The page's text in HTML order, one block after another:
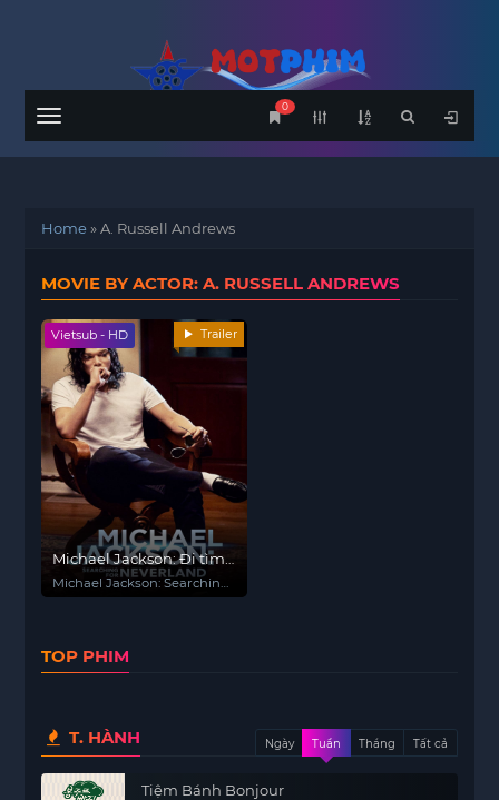
Menu
0
Home»A. Russell Andrews
MOVIE BY ACTOR: A. RUSSELL ANDREWS
Vietsub - HD Trailer
Michael Jackson: Đi tìm
xứ sở Neverland
Michael Jackson: Searching
TOP PHIM
T. HÀNH Ngày Tuần Tháng Tất cả
Tiệm Bánh Bonjour